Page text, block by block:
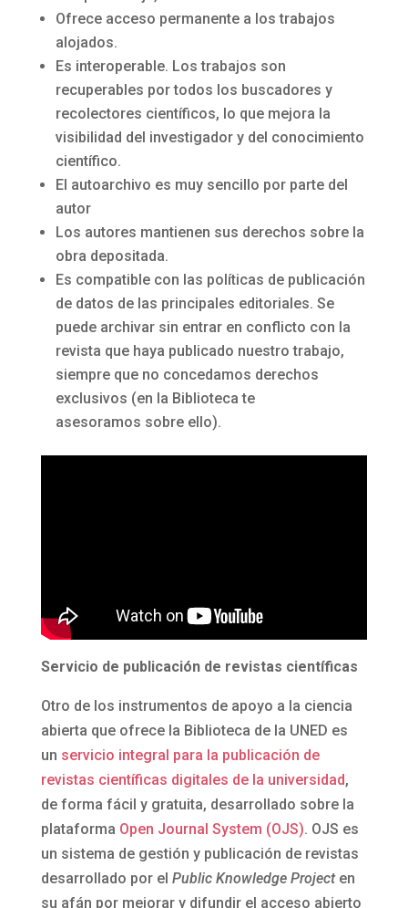
Ofrece acceso permanente a los trabajos
alojados.
Es interoperable. Los trabajos son
recuperables por todos los buscadores y
recolectores científicos, lo que mejora la
visibilidad del investigador y del conocimiento
científico.
El autoarchivo es muy sencillo por parte del
autor
Los autores mantienen sus derechos sobre la
obra depositada.
Es compatible con las políticas de publicación
de datos de las principales editoriales. Se
puede archivar sin entrar en conflicto con la
revista que haya publicado nuestro trabajo,
siempre que no concedamos derechos
exclusivos (en la Biblioteca te
asesoramos sobre ello).
Servicio de publicación de revistas científicas
Otro de los instrumentos de apoyo a la ciencia
abierta que ofrece la Biblioteca de la UNED es
un servicio integral para la publicación de
revistas científicas digitales de la universidad,
de forma fácil y gratuita, desarrollado sobre la
plataforma Open Journal System (OJS). OJS es
un sistema de gestión y publicación de revistas
desarrollado por el Public Knowledge Projecten
su afán por mejorar y difundir el acceso abierto